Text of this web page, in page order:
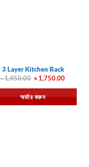
3 Layer Kitchen Rack
৳1,950.00 Original
price
was:
৳ 1,950.00.
৳1,750.00Current
is:
৳
অর্ডার করুন